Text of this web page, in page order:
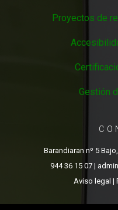
Proyectos de
Gestión
Barandiaran nº 5
944 36 15 07 |
Aviso legal |